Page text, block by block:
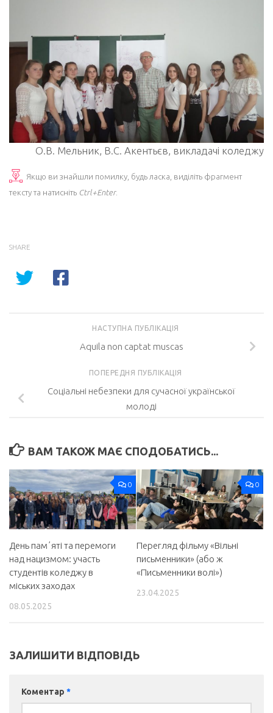
О.В. Мельник, В.С. Акентьєв, викладачі коледжу
Якщо ви знайшли помилку, будь ласка, виділіть фрагмент
тексту та натисніть Ctrl+Enter.
SHARE
НАСТУПНА ПУБЛІКАЦІЯ
Aquila non captat muscas
ПОПЕРЕДНЯ ПУБЛІКАЦІЯ
Соціальні небезпеки для сучасної української
молоді
ВАМ ТАКОЖ МАЄ СПОДОБАТИСЬ...
0
День памʼяті та перемоги
над нацизмом: участь
студентів коледжу в
міських заходах
08.05.2025
0
Перегляд фільму «Вільні
письменники» (або ж
«Письменники волі»)
23.04.2025
ЗАЛИШИТИ ВІДПОВІДЬ
Коментар *